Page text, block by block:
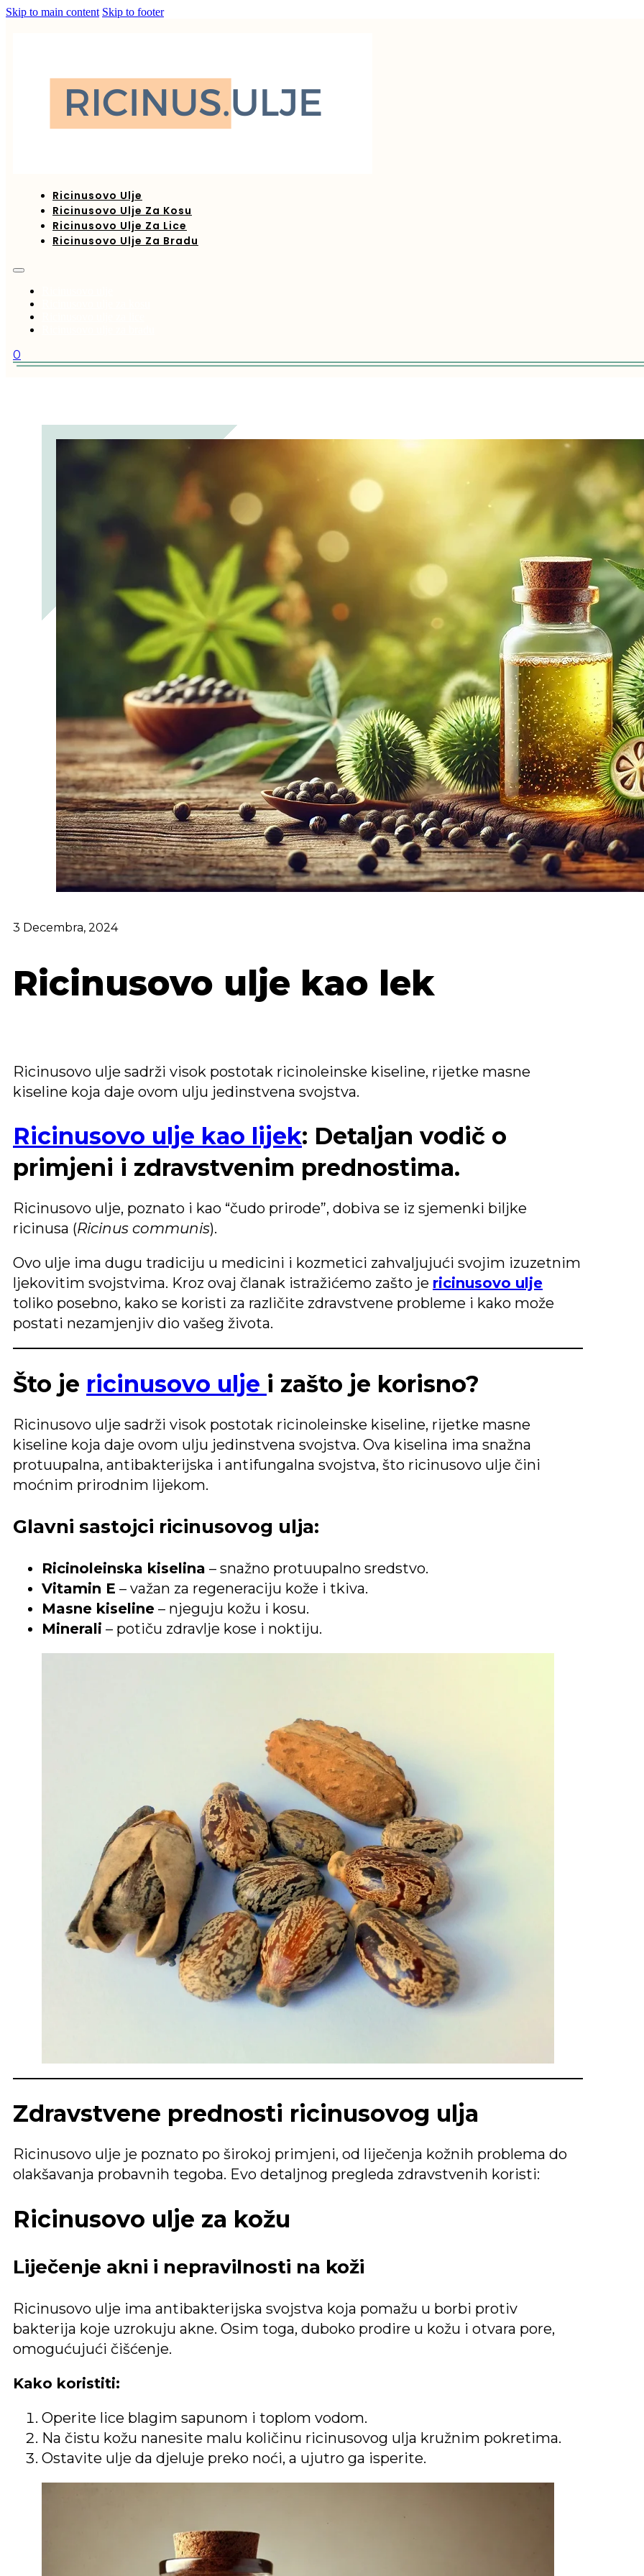
Skip to main content Skip to footer
Ricinusovo Ulje
Ricinusovo Ulje Za Kosu
Ricinusovo Ulje Za Lice
Ricinusovo Ulje Za Bradu
0
3 Decembra, 2024
Ricinusovo ulje kao lek
Ricinusovo ulje sadrži visok postotak ricinoleinske kiseline, rijetke masne
kiseline koja daje ovom ulju jedinstvena svojstva.
Ricinusovo ulje kao lijek: Detaljan vodič o
primjeni i zdravstvenim prednostima.
Ricinusovo ulje, poznato i kao “čudo prirode”, dobiva se iz sjemenki biljke
ricinusa (Ricinus communis).
Ovo ulje ima dugu tradiciju u medicini i kozmetici zahvaljujući svojim izuzetnim
ljekovitim svojstvima. Kroz ovaj članak istražićemo zašto je ricinusovo ulje
toliko posebno, kako se koristi za različite zdravstvene probleme i kako može
postati nezamjenjiv dio vašeg života.
Što je ricinusovo ulje i zašto je korisno?
Ricinusovo ulje sadrži visok postotak ricinoleinske kiseline, rijetke masne
kiseline koja daje ovom ulju jedinstvena svojstva. Ova kiselina ima snažna
protuupalna, antibakterijska i antifungalna svojstva, što ricinusovo ulje čini
moćnim prirodnim lijekom.
Glavni sastojci ricinusovog ulja:
Ricinoleinska kiselina – snažno protuupalno sredstvo.
Vitamin E – važan za regeneraciju kože i tkiva.
Masne kiseline – njeguju kožu i kosu.
Minerali – potiču zdravlje kose i noktiju.
Zdravstvene prednosti ricinusovog ulja
Ricinusovo ulje je poznato po širokoj primjeni, od liječenja kožnih problema do
olakšavanja probavnih tegoba. Evo detaljnog pregleda zdravstvenih koristi:
Ricinusovo ulje za kožu
Liječenje akni i nepravilnosti na koži
Ricinusovo ulje ima antibakterijska svojstva koja pomažu u borbi protiv
bakterija koje uzrokuju akne. Osim toga, duboko prodire u kožu i otvara pore,
omogućujući čišćenje.
Kako koristiti:
Operite lice blagim sapunom i toplom vodom.
Na čistu kožu nanesite malu količinu ricinusovog ulja kružnim pokretima.
Ostavite ulje da djeluje preko noći, a ujutro ga isperite.